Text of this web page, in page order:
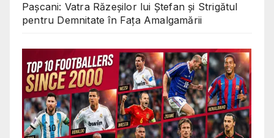
Pașcani: Vatra Răzeșilor lui Ștefan și Strigătul
pentru Demnitate în Fața Amalgamării